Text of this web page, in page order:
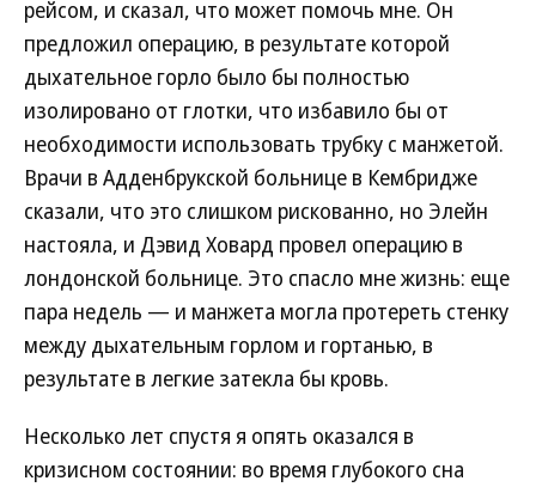
рейсом, и сказал, что может помочь мне. Он
предложил операцию, в результате которой
дыхательное горло было бы полностью
изолировано от глотки, что избавило бы от
необходимости использовать трубку с манжетой.
Врачи в Адденбрукской больнице в Кембридже
сказали, что это слишком рискованно, но Элейн
настояла, и Дэвид Ховард провел операцию в
лондонской больнице. Это спасло мне жизнь: еще
пара недель — и манжета могла протереть стенку
между дыхательным горлом и гортанью, в
результате в легкие затекла бы кровь.
Несколько лет спустя я опять оказался в
кризисном состоянии: во время глубокого сна